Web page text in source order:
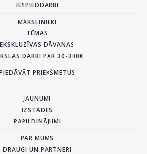
IESPIEDDARBI
MĀKSLINIEKI
TĒMAS
EKSKLUZĪVAS DĀVANAS
DARBI PAR 30-300€
PIEDĀVĀT PRIEKŠMETUS
JAUNUMI
IZSTĀDES
PAPILDINĀJUMI
PAR MUMS
DRAUGI UN PARTNERI